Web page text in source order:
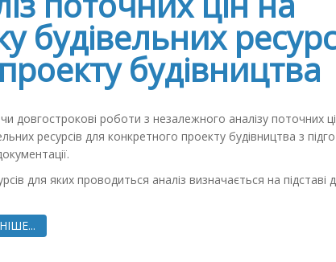
будівельних
будівництва
довгострокові роботи з незалежного аналізу поточних
ресурсів для конкретного проекту будівництва з
для яких проводиться аналіз визначається на підставі